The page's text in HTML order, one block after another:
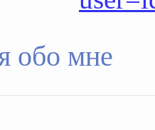
обо мне